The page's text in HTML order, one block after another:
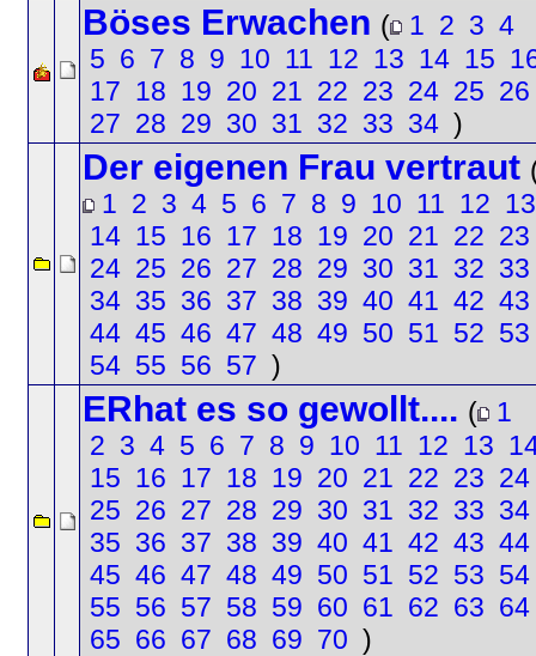
Böses Erwachen ( 1 2 3 4
5 6 7 8 9 10 11 12 13 14 15
17 18 19 20 21 22 23 24 25 26
27 28 29 30 31 32 33 34 )
Der eigenen Frau vertraut
1 2 3 4 5 6 7 8 9 10 11 12 13
14 15 16 17 18 19 20 21 22 23
24 25 26 27 28 29 30 31 32 33
34 35 36 37 38 39 40 41 42 43
44 45 46 47 48 49 50 51 52 53
54 55 56 57 )
ERhat es so gewollt.... (
1
2 3 4 5 6 7 8 9 10 11 12 13
15 16 17 18 19 20 21 22 23 24
25 26 27 28 29 30 31 32 33 34
35 36 37 38 39 40 41 42 43 44
45 46 47 48 49 50 51 52 53 54
55 56 57 58 59 60 61 62 63 64
65 66 67 68 69 70 )